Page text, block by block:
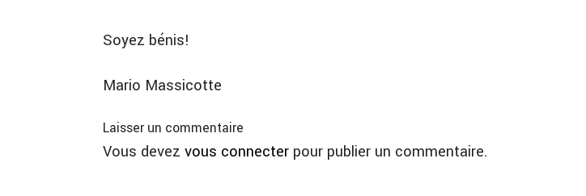
Soyez bénis!
Mario Massicotte
Laisser un commentaire
Vous devez vous connecter pour publier un commentaire.